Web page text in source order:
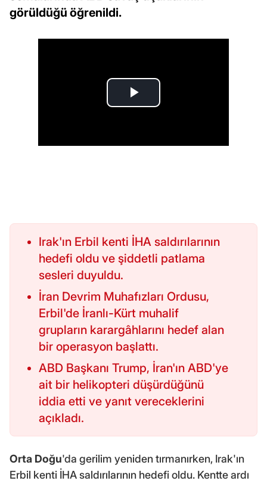
görüldüğü öğrenildi.
Irak'ın Erbil kenti İHA saldırılarının
hedefi oldu ve şiddetli patlama
sesleri duyuldu.
İran Devrim Muhafızları Ordusu,
Erbil'de İranlı-Kürt muhalif
grupların karargâhlarını hedef alan
bir operasyon başlattı.
ABD Başkanı Trump, İran'ın ABD'ye
ait bir helikopteri düşürdüğünü
iddia etti ve yanıt vereceklerini
açıkladı.
Orta Doğu'da gerilim yeniden tırmanırken, Irak'ın
Erbil kenti İHA saldırılarının hedefi oldu. Kentte ardı